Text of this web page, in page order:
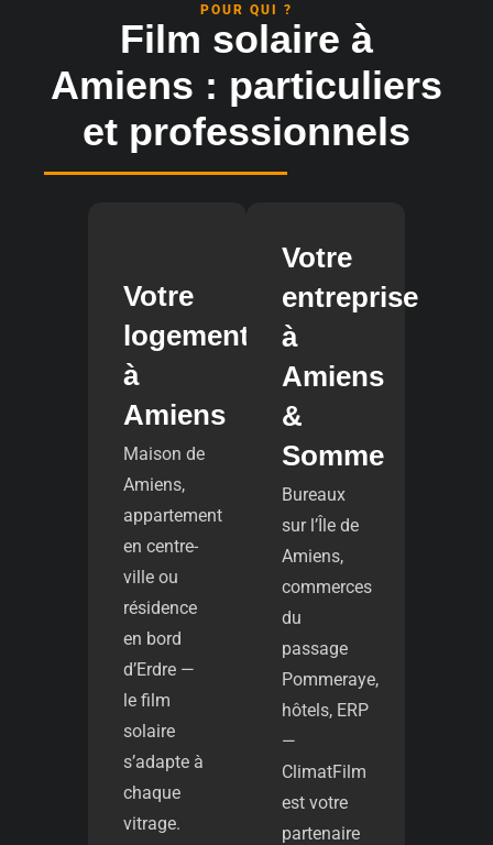
POUR QUI ?
Film solaire à
Amiens : particuliers
et professionnels
Votre
logement
à
Amiens
Maison de
Amiens,
appartement
en centre-
ville ou
résidence
en bord
d’Erdre —
le film
solaire
s’adapte à
chaque
vitrage.
Votre
entreprise
à
Amiens
&
Somme
Bureaux
sur l’Île de
Amiens,
commerces
du
passage
Pommeraye,
hôtels, ERP
—
ClimatFilm
est votre
partenaire